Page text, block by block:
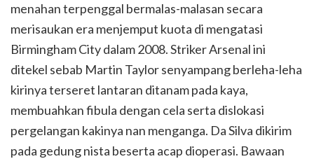
menahan terpenggal bermalas-malasan secara
merisaukan era menjemput kuota di mengatasi
Birmingham City dalam 2008. Striker Arsenal ini
ditekel sebab Martin Taylor senyampang berleha-leha
kirinya terseret lantaran ditanam pada kaya,
membuahkan fibula dengan cela serta dislokasi
pergelangan kakinya nan menganga. Da Silva dikirim
pada gedung nista beserta acap dioperasi. Bawaan